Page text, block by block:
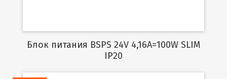
Блок питания BSPS 24V 4,16A=100W SLIM
IP20